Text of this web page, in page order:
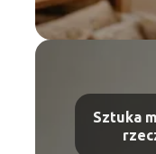
Sztuka